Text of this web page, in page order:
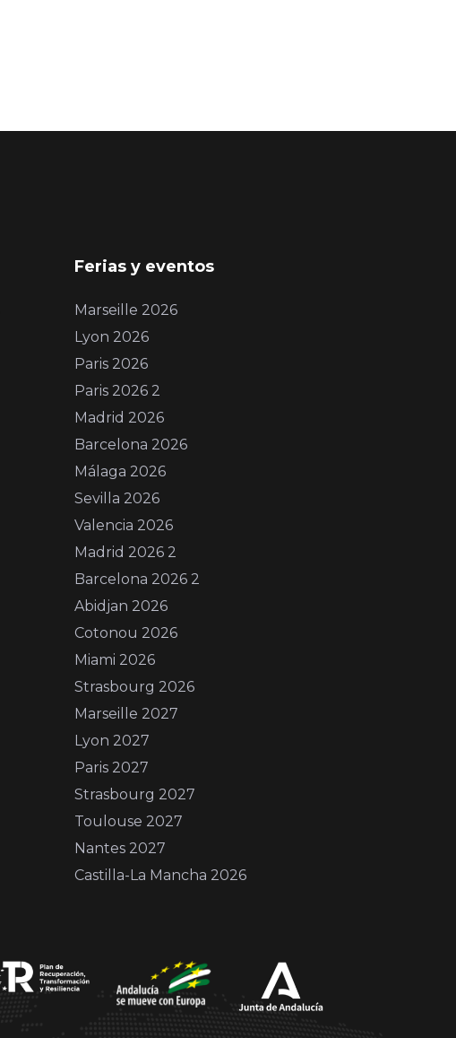
Ferias y eventos
Marseille 2026
Lyon 2026
Paris 2026
Paris 2026 2
Madrid 2026
Barcelona 2026
Málaga 2026
Sevilla 2026
Valencia 2026
Madrid 2026 2
Barcelona 2026 2
Abidjan 2026
Cotonou 2026
Miami 2026
Strasbourg 2026
Marseille 2027
Lyon 2027
Paris 2027
Strasbourg 2027
Toulouse 2027
Nantes 2027
Castilla-La Mancha 2026